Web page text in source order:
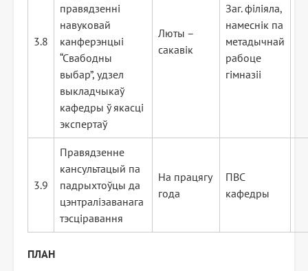
3.8
правядзенні
навуковай
канферэнцыі
“Свабодны
выбар”, удзел
выкладчыкаў
кафедры ў якасці
экспертаў
Люты –
сакавік
Заг. філіяла,
намеснік па
метадычнай
рабоце
гімназіі
3.9
Правядзенне
кансультацый па
падрыхтоўцы да
цэнтралізаванага
тэсціравання
На працягу
года
ПВС
кафедры
ПЛАН